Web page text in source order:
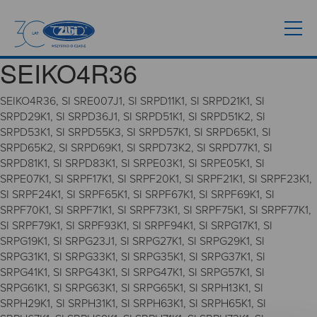
SEIKO4R36
SEIKO4R36, SI SRE007J1, SI SRPD11K1, SI SRPD21K1, SI
SRPD29K1, SI SRPD36J1, SI SRPD51K1, SI SRPD51K2, SI
SRPD53K1, SI SRPD55K3, SI SRPD57K1, SI SRPD65K1, SI
SRPD65K2, SI SRPD69K1, SI SRPD73K2, SI SRPD77K1, SI
SRPD81K1, SI SRPD83K1, SI SRPE03K1, SI SRPE05K1, SI
SRPE07K1, SI SRPF17K1, SI SRPF20K1, SI SRPF21K1, SI SRPF23K1,
SI SRPF24K1, SI SRPF65K1, SI SRPF67K1, SI SRPF69K1, SI
SRPF70K1, SI SRPF71K1, SI SRPF73K1, SI SRPF75K1, SI SRPF77K1,
SI SRPF79K1, SI SRPF93K1, SI SRPF94K1, SI SRPG17K1, SI
SRPG19K1, SI SRPG23J1, SI SRPG27K1, SI SRPG29K1, SI
SRPG31K1, SI SRPG33K1, SI SRPG35K1, SI SRPG37K1, SI
SRPG41K1, SI SRPG43K1, SI SRPG47K1, SI SRPG57K1, SI
SRPG61K1, SI SRPG63K1, SI SRPG65K1, SI SRPH13K1, SI
SRPH29K1, SI SRPH31K1, SI SRPH63K1, SI SRPH65K1, SI